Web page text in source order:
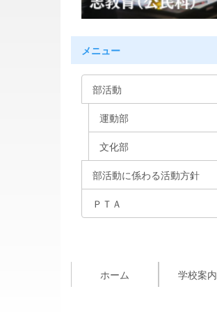
メニュー
部活動
運動部
文化部
部活動に係わる活動方針
ＰＴＡ
ホーム 学校案内